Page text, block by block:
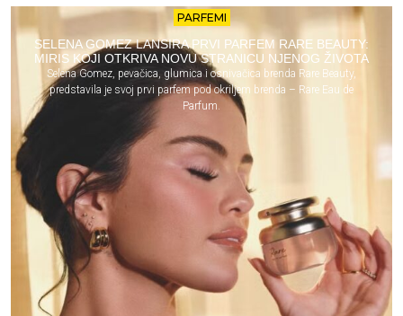
PARFEMI
SELENA GOMEZ LANSIRA PRVI PARFEM RARE BEAUTY:
MIRIS KOJI OTKRIVA NOVU STRANICU NJENOG ŽIVOTA
Selena Gomez, pevačica, glumica i osnivačica brenda Rare Beauty,
predstavila je svoj prvi parfem pod okriljem brenda – Rare Eau de
Parfum.